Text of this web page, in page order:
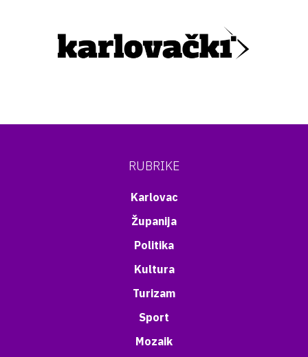
RUBRIKE
Karlovac
Županija
Politika
Kultura
Turizam
Sport
Mozaik